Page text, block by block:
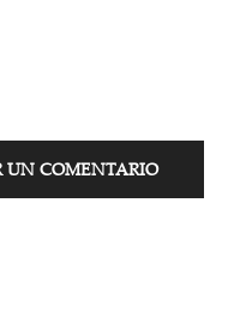
UN COMENTARIO